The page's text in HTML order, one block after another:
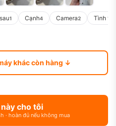
1 Cạnh4 Camera2 Tình
khác còn hàng ↓
cho tôi
· hoàn đủ nếu không mua